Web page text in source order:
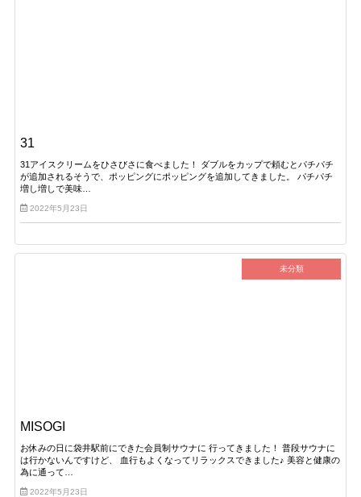
31
31アイスクリームをひさびさに食べました！ ダブルをカップで頼むとパチパチ
が追加されるそうで、ポッピングにポッピングを追加してきました。 パチパチ
増し増しで美味…
2022年5月23日
未分類
MISOGI
お休みの日に袋井駅前にできた会員制サウナに 行ってきました！ 普段サウナに
は行かないんですけど、 血行もよくなってリラックスできました♪ 美容と健康の
為に通って…
2022年5月23日